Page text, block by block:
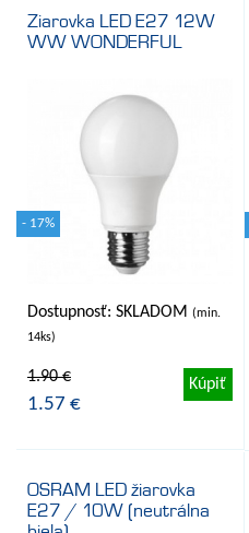
Ziarovka LED E27 12W
WW WONDERFUL
- 17%
Dostupnosť: SKLADOM (min.
14ks)
1.90 €
1.57 €
Kúpiť
OSRAM LED žiarovka
E27 / 10W (neutrálna